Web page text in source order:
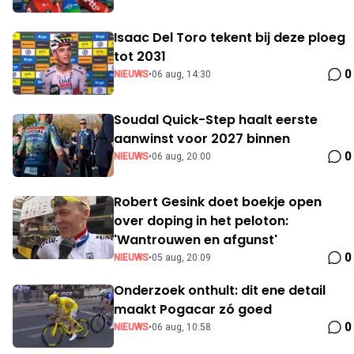
Isaac Del Toro tekent bij deze ploeg
tot 2031
NIEUWS•06 aug, 14:30 0
Soudal Quick-Step haalt eerste
aanwinst voor 2027 binnen
NIEUWS•06 aug, 20:00 0
Robert Gesink doet boekje open
over doping in het peloton:
'Wantrouwen en afgunst'
NIEUWS•05 aug, 20:09 0
Onderzoek onthult: dit ene detail
maakt Pogacar zó goed
NIEUWS•06 aug, 10:58 0